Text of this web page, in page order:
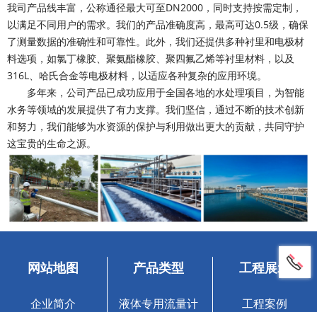
我司产品线丰富，公称通径最大可至DN2000 ，同时支持按需定制，
以满足不同用户的需求。我们的产品准确度高，最高可达0.5级，确保
了测量数据的准确性和可靠性。此外，我们还提供多种衬里和电极材
料选项，如氯丁橡胶、聚氨酯橡胶、聚四氟乙烯等衬里材料，以及
316L、哈氏合金等电极材料，以适应各种复杂的应用环境。
多年来，公司产品已成功应用于全国各地的水处理项目，为智能
水务等领域的发展提供了有力支撑。我们坚信，通过不断的技术创新
和努力，我们能够为水资源的保护与利用做出更大的贡献，共同守护
这宝贵的生命之源。
网站地图
企业简介
产品类型
液体专用流量计
工程展示
工程案例